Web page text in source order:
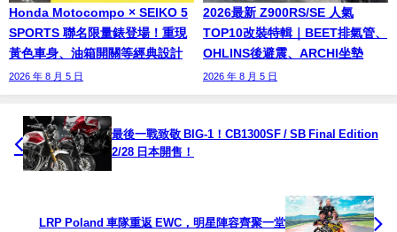
Honda Motocompo × SEIKO 5
SPORTS 聯名限量錶登場！重現
黃色車身、油箱開關等經典設計
2026 年 8 月 5 日
2026最新 Z900RS/SE 人氣
TOP10改裝特輯｜BEET排氣管、
OHLINS後避震、ARCHI坐墊
2026 年 8 月 5 日
最後一戰致敬 BIG-1！CB1300SF / SB Final Edition
2/28 日本開售！
LRP Poland 車隊重返 EWC，明星陣容齊聚一堂